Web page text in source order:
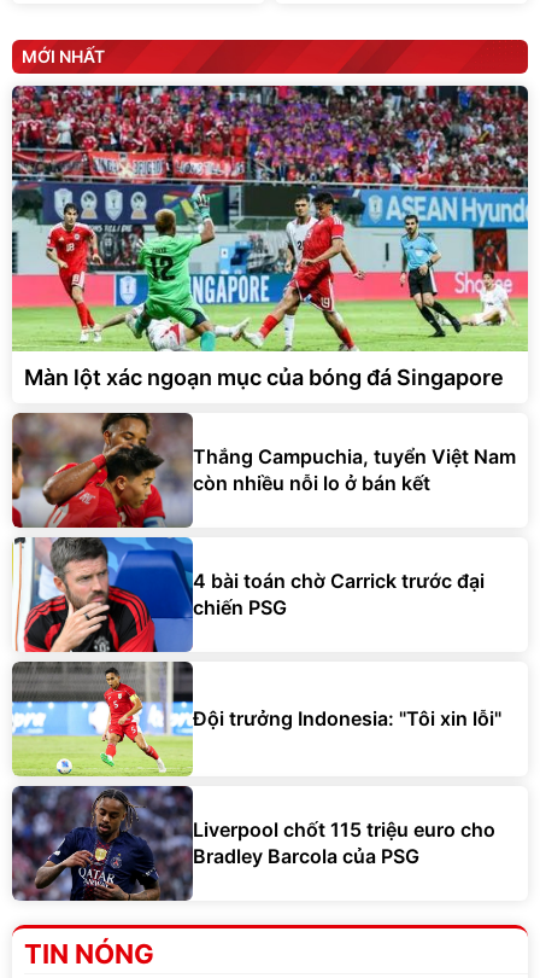
MỚI NHẤT
Màn lột xác ngoạn mục của bóng đá Singapore
Thắng Campuchia, tuyển Việt Nam
còn nhiều nỗi lo ở bán kết
4 bài toán chờ Carrick trước đại
chiến PSG
Đội trưởng Indonesia: "Tôi xin lỗi"
Liverpool chốt 115 triệu euro cho
Bradley Barcola của PSG
TIN NÓNG